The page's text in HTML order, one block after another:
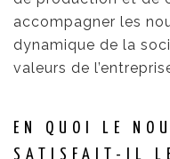
accompagner les
dynamique de la
valeurs de
EN QUOI LE
SATISFAIT-IL